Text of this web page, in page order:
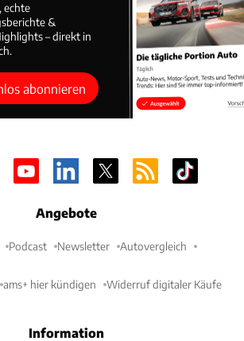
echte
&
– direkt in
abonnieren
Angebote
Podcast Newsletter Autovergleich
ams+ hier kündigen Widerruf digitaler Käufe
Information